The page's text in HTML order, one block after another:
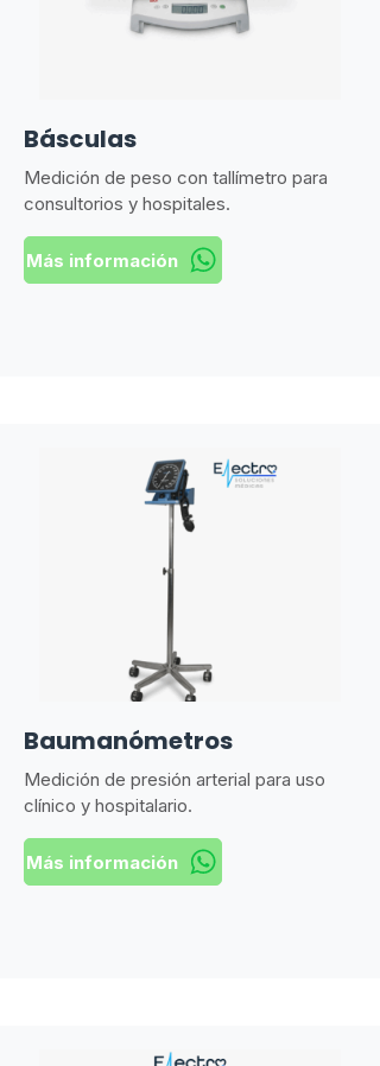
Básculas
Medición de peso con tallímetro para
consultorios y hospitales.
Más información
Baumanómetros
Medición de presión arterial para uso
clínico y hospitalario.
Más información